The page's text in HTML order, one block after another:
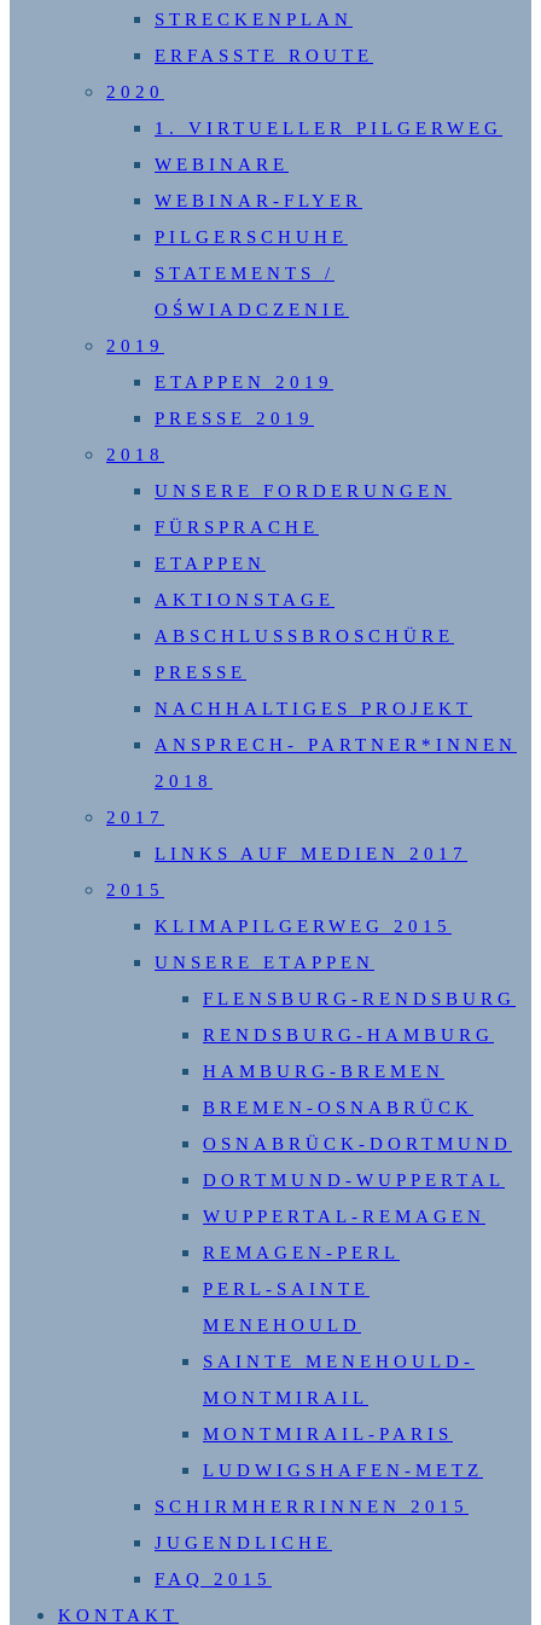
STRECKENPLAN
ERFASSTE ROUTE
2020
1. VIRTUELLER PILGERWEG
WEBINARE
WEBINAR-FLYER
PILGERSCHUHE
STATEMENTS /
OŚWIADCZENIE
2019
ETAPPEN 2019
PRESSE 2019
2018
UNSERE FORDERUNGEN
FÜRSPRACHE
ETAPPEN
AKTIONSTAGE
ABSCHLUSSBROSCHÜRE
PRESSE
NACHHALTIGES PROJEKT
ANSPRECH- PARTNER*INNEN
2018
2017
LINKS AUF MEDIEN 2017
2015
KLIMAPILGERWEG 2015
UNSERE ETAPPEN
FLENSBURG-RENDSBURG
RENDSBURG-HAMBURG
HAMBURG-BREMEN
BREMEN-OSNABRÜCK
OSNABRÜCK-DORTMUND
DORTMUND-WUPPERTAL
WUPPERTAL-REMAGEN
REMAGEN-PERL
PERL-SAINTE
MENEHOULD
SAINTE MENEHOULD-
MONTMIRAIL
MONTMIRAIL-PARIS
LUDWIGSHAFEN-METZ
SCHIRMHERRINNEN 2015
JUGENDLICHE
FAQ 2015
KONTAKT